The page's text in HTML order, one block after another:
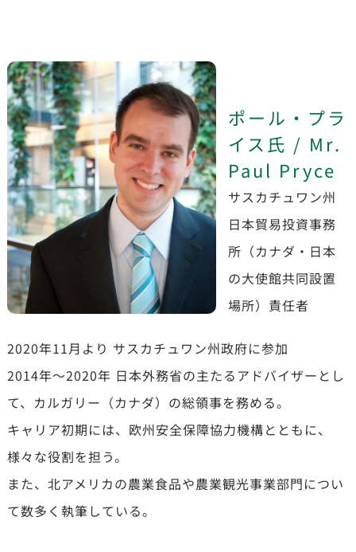
ポール・プラ
イス氏 / Mr.
Paul Pryce
サスカチュワン州
日本貿易投資事務
所（カナダ・日本
の大使館共同設置
場所）責任者
2020年11月より サスカチュワン州政府に参加
2014年～2020年 日本外務省の主たるアドバイザーとし
て、カルガリー（カナダ）の総領事を務める。
キャリア初期には、欧州安全保障協力機構とともに、
様々な役割を担う。
また、北アメリカの農業食品や農業観光事業部門につい
て数多く執筆している。